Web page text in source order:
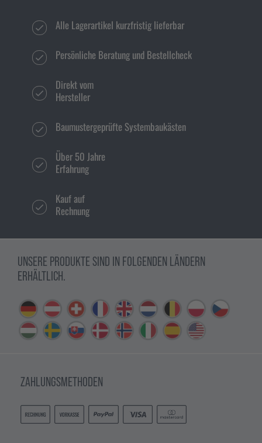
Alle Lagerartikel kurzfristig lieferbar
Persönliche Beratung und Bestellcheck
Direkt vom
Hersteller
Baumustergeprüfte Systembaukästen
Über 50 Jahre
Erfahrung
Kauf auf
Rechnung
UNSERE PRODUKTE SIND IN FOLGENDEN LÄNDERN
ERHÄLTLICH.
ZAHLUNGSMETHODEN